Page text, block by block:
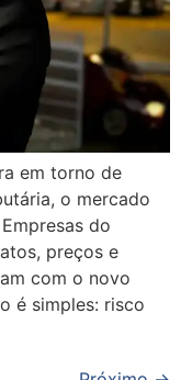
em torno de
o mercado
do
preços e
com o novo
é simples: risco